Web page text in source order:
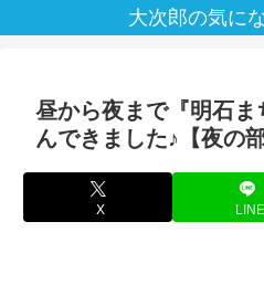
大次郎の気に
昼から夜まで『明石ま
んできました♪【夜の部
X LINE